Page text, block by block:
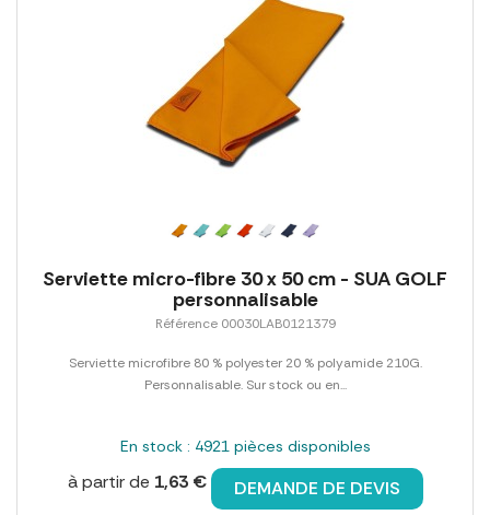
Serviette micro-fibre 30 x 50 cm - SUA GOLF
personnalisable
Référence 00030LAB0121379
Serviette microfibre 80 % polyester 20 % polyamide 210G.
Personnalisable. Sur stock ou en...
En stock : 4921 pièces disponibles
à partir de 1,63 € DEMANDE DE DEVIS